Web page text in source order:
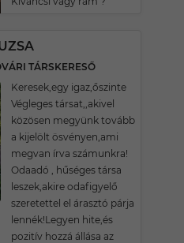
TÁRSKERESŐ
Keresek,egy igaz,őszinte
Végleges társat,,akivel
közösen megyünk tovább
a kijelölt ösvényen,ami
megvan írva számunkra!
Odaadó , hűséges társa
leszek,akire odafigyelő
szeretettel el árasztó párja
lennék!Legyen hite,és
pozitív hozzá állása az